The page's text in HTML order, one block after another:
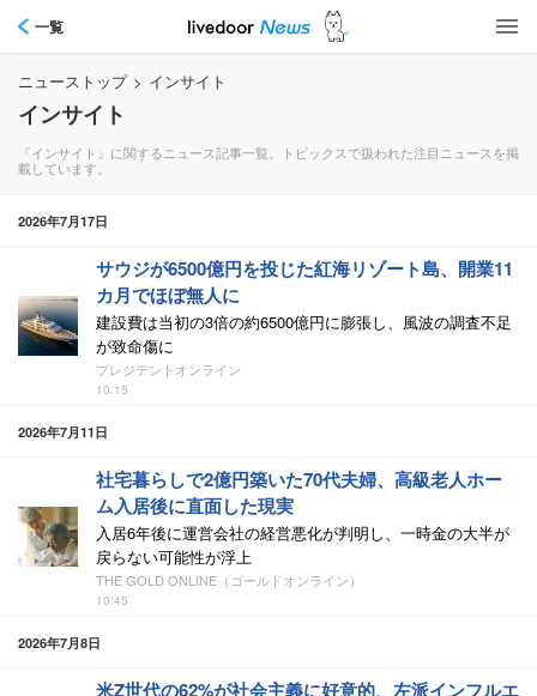
一覧
ニューストップ > インサイト
インサイト
『インサイト』に関するニュース記事一覧。トピックスで扱われた注目ニュースを掲
載しています。
2026年7月17日
サウジが6500億円を投じた紅海リゾート島、開業11
カ月でほぼ無人に
建設費は当初の3倍の約6500億円に膨張し、風波の調査不足
が致命傷に
プレジデントオンライン
10:15
2026年7月11日
社宅暮らしで2億円築いた70代夫婦、高級老人ホー
ム入居後に直面した現実
入居6年後に運営会社の経営悪化が判明し、一時金の大半が
戻らない可能性が浮上
THE GOLD ONLINE（ゴールドオンライン）
10:45
2026年7月8日
米Z世代の62%が社会主義に好意的、左派インフルエ